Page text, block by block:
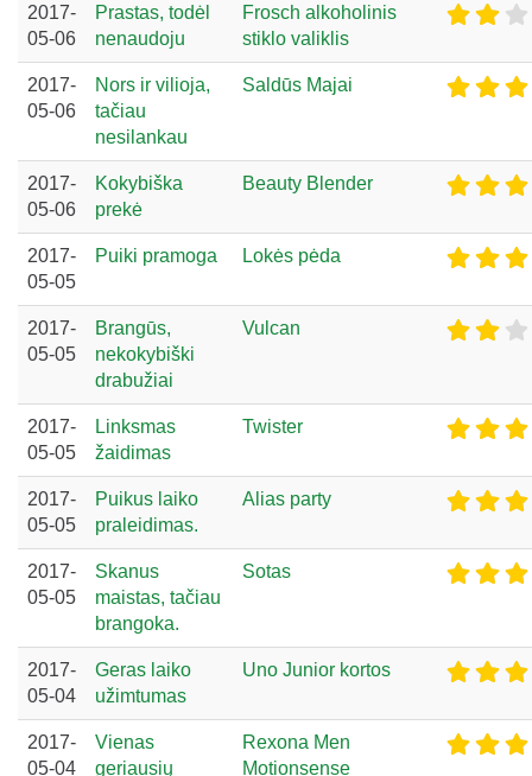
2017-
05-06
Prastas, todėl
nenaudoju
Frosch alkoholinis
stiklo valiklis
2017-
05-06
Nors ir vilioja,
tačiau
nesilankau
Saldūs Majai
2017-
05-06
Kokybiška
prekė
Beauty Blender
2017-
05-05
Puiki pramoga Lokės pėda
2017-
05-05
Brangūs,
nekokybiški
drabužiai
Vulcan
2017-
05-05
Linksmas
žaidimas
Twister
2017-
05-05
Puikus laiko
praleidimas.
Alias party
2017-
05-05
Skanus
maistas, tačiau
brangoka.
Sotas
2017-
05-04
Geras laiko
užimtumas
Uno Junior kortos
2017-
05-04
Vienas
geriausių
Rexona Men
Motionsense